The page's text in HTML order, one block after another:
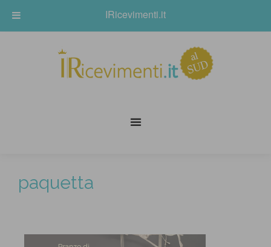
paquetta
IRicevimenti.it